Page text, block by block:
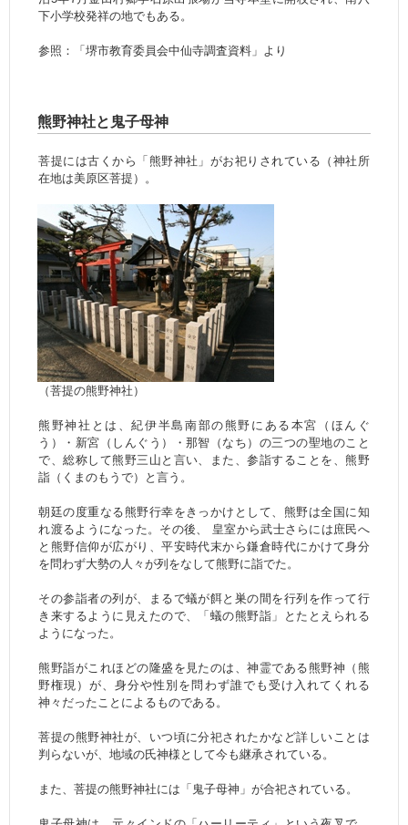
下小学校発祥の地でもある。
参照：「堺市教育委員会中仙寺調査資料」より
熊野神社と鬼子母神
菩提には古くから「熊野神社」がお祀りされている（神社所
在地は美原区菩提）。
（菩提の熊野神社）
熊野神社とは、紀伊半島南部の熊野にある本宮（ほんぐ
う）・新宮（しんぐう）・那智（なち）の三つの聖地のこと
で、総称して熊野三山と言い、また、参詣することを、熊野
詣（くまのもうで）と言う。
朝廷の度重なる熊野行幸をきっかけとして、熊野は全国に知
れ渡るようになった。その後、 皇室から武士さらには庶民へ
と熊野信仰が広がり、平安時代末から鎌倉時代にかけて身分
を問わず大勢の人々が列をなして熊野に詣でた。
その参詣者の列が、まるで蟻が餌と巣の間を行列を作って行
き来するように見えたので、「蟻の熊野詣」とたとえられる
ようになった。
熊野詣がこれほどの隆盛を見たのは、神霊である熊野神（熊
野権現）が、身分や性別を問わず誰でも受け入れてくれる
神々だったことによるものである。
菩提の熊野神社が、いつ頃に分祀されたかなど詳しいことは
判らないが、地域の氏神様として今も継承されている。
また、菩提の熊野神社には「鬼子母神」が合祀されている。